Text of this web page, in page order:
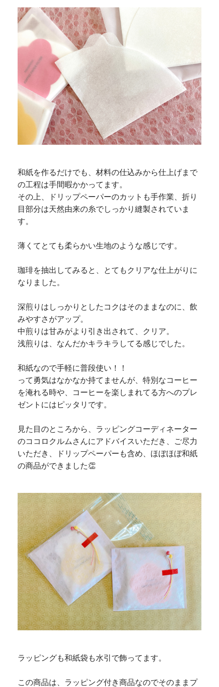
和紙を作るだけでも、材料の仕込みから仕上げまで
の工程は手間暇かかってます。
その上、ドリップペーパーのカットも手作業、折り
目部分は天然由来の糸でしっかり縫製されていま
す。
薄くてとても柔らかい生地のような感じです。
珈琲を抽出してみると、とてもクリアな仕上がりに
なりました。
深煎りはしっかりとしたコクはそのままなのに、飲
みやすさがアップ。
中煎りは甘みがより引き出されて、クリア。
浅煎りは、なんだかキラキラしてる感じでした。
和紙なので手軽に普段使い！！
って勇気はなかなか持てませんが、特別なコーヒー
を淹れる時や、コーヒーを楽しまれてる方へのプレ
ゼントにはピッタリです。
見た目のところから、ラッピングコーディネーター
のココロクルムさんにアドバイスいただき、ご尽力
いただき、ドリップペーパーも含め、ほぼほぼ和紙
の商品ができました👏
ラッピングも和紙袋も水引で飾ってます。
この商品は、ラッピング付き商品なのでそのままプ